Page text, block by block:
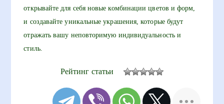
открывайте для себя новые комбинации цветов и форм,
и создавайте уникальные украшения, которые будут
отражать вашу неповторимую индивидуальность и
стиль.
Рейтинг статьи